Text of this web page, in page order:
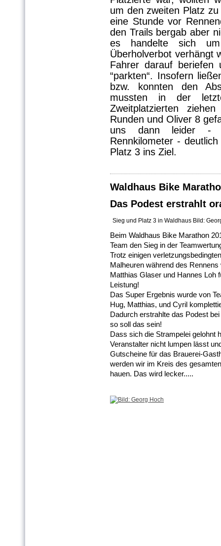
um den zweiten Platz
eine Stunde vor
den Trails bergab aber
es handelte sich
Überholverbot verhängt
Fahrer darauf beriefen
“parkten“. Insofern
bzw. konnten den
mussten in der
Zweitplatzierten
Runden und Oliver 8
uns dann leider -
Rennkilometer -
Platz 3 ins Ziel.
Waldhaus Bike
Das Podest erstrahlt
Sieg und Platz 3 in Waldhaus Bild:
Beim Waldhaus Bike Marathon
Team den Sieg in der
Trotz einigen
Malheuren während des
Matthias Glaser und Hannes Loh
Leistung!
Das Super Ergebnis wurde von
Hug, Matthias, und Cyril
Dadurch erstrahlte das Podest
so soll das sein!
Dass sich die Strampelei gelohnt
Veranstalter nicht lumpen lässt
Gutscheine für das Brauerei-
werden wir im Kreis des
hauen. Das wird lecker.....